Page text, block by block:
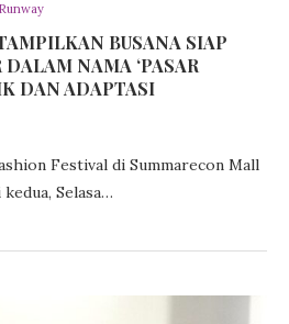
Runway
BUSANA SIAP
DALAM NAMA ‘PASAR
DAN ADAPTASI
Festival di Summarecon Mall
Selasa…